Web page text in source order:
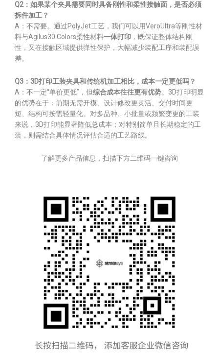
Q2：如果某个夹具需要同时具备刚性和柔性接触面，是否必须
拆件加工？
A：不需要。通过PolyJet工艺，我们可以用VeroUltra等刚性材
料与Agilus30 Colors柔性材料一体打印 ，既保证整体结构刚
性，又在接触区域提供弹性保护，大幅减少装配工序和装配误
差。
Q3：3D打印工装夹具和传统机加工相比，成本一定更低吗？
A：不一定“单价更低”，但综合成本往往更有优势。3D打印明显
的优势在于：前期无需开模、设计修改更灵活、交付时间更
短、结构可按需轻量化。对多品种、小批量或频繁变更的工装
来说，3D打印能显著降低总成本；对特别简单且长期稳定的工
装，则需结合具体情况评估合适的工艺路线。
了解更多产品信息，扫描下方二维码一键咨询